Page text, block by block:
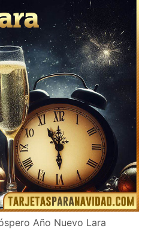
Año Nuevo Lara